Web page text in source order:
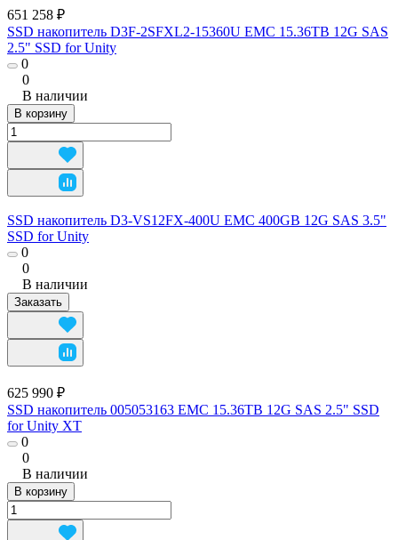
651 258 ₽
SSD накопитель D3F-2SFXL2-15360U EMC 15.36TB 12G SAS
2.5" SSD for Unity
0
0
В наличии
В корзину
SSD накопитель D3-VS12FX-400U EMC 400GB 12G SAS 3.5"
SSD for Unity
0
0
В наличии
Заказать
625 990 ₽
SSD накопитель 005053163 EMC 15.36TB 12G SAS 2.5" SSD
for Unity XT
0
0
В наличии
В корзину